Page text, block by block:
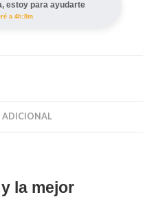
estoy para ayudarte
a 4h:8m
ADICIONAL
la mejor